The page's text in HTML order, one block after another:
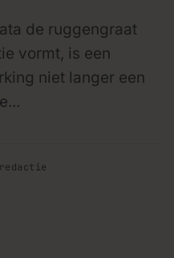
de ruggengraat
vormt, is een
niet langer een